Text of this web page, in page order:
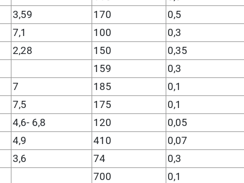
3,59 170
0,5
7,1 100
0,3
2,28 150
0,35
159
0,3
7 185
0,1
7,5 175
0,1
4,6- 6,8 120
0,05
4,9 410
0,07
3,6 74
0,3
700
0,1